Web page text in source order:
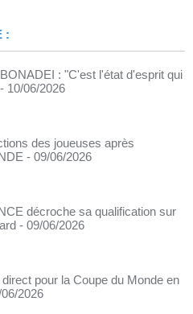
:
: "C'est l'état d'esprit qui
- 10/06/2026
des joueuses après
- 09/06/2026
décroche sa qualification sur
- 09/06/2026
pour la Coupe du Monde en
2026